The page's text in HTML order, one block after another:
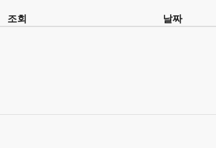
조회 날짜